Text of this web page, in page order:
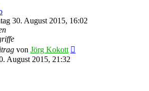
30. August 2015, 16:02
von Jörg Kokott
August 2015, 21:32